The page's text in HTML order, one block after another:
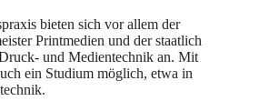
bieten sich vor allem der
Printmedien und der staatlich
und Medientechnik an. Mit
ein Studium möglich, etwa in